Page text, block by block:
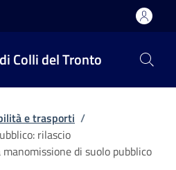
Colli del Tronto
e trasporti /
rilascio
di suolo pubblico